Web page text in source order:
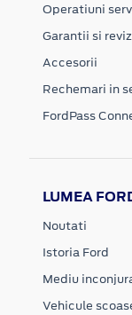
Operatiuni
Garantii si
Accesorii
Rechemari in
FordPass
LUMEA
Noutati
Istoria Ford
Mediu
Vehicule